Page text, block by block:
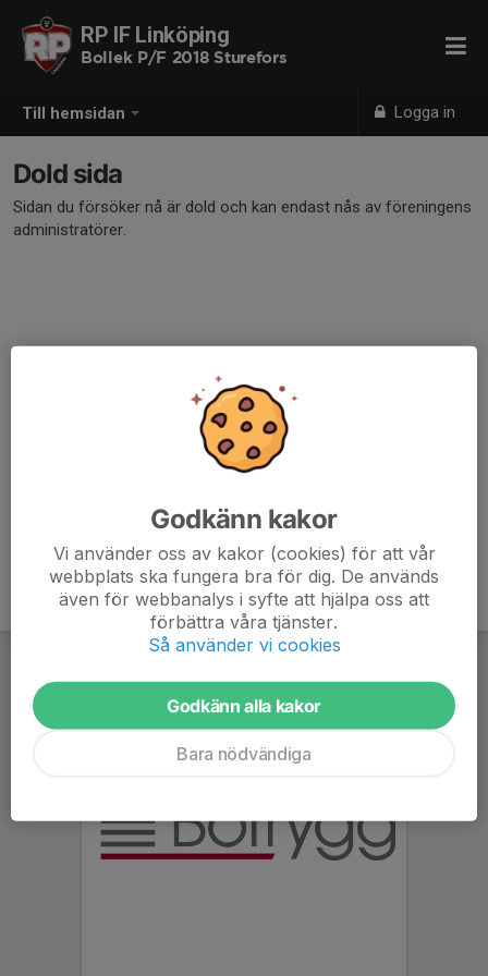
Till hemsidan Logga in
RP IF Linköping
Bollek P/F 2018 Sturefors
Dold sida
Sidan du försöker nå är dold och kan endast nås av föreningens
administratörer.
Godkänn kakor
Vi använder oss av kakor (cookies) för att vår
webbplats ska fungera bra för dig. De används
även för webbanalys i syfte att hjälpa oss att
förbättra våra tjänster.
Så använder vi cookies
Godkänn alla kakor
Bara nödvändiga